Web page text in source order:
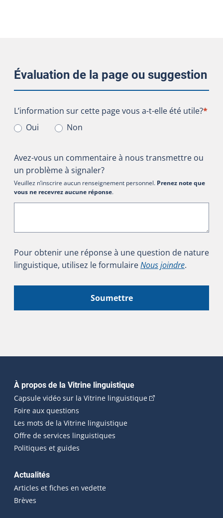
Évaluation de la page ou suggestion
L’information sur cette page vous a-t-elle été utile?
L’information sur cette page vous a-t-elle été utile?*
Oui
Non
Avez-vous un commentaire à nous transmettre ou
un problème à signaler?
Veuillez n’inscrire aucun renseignement personnel. Prenez note que
vous ne recevrez aucune réponse.
Pour obtenir une réponse à une question de nature
linguistique, utilisez le formulaireNous joindre.
Soumettre
Navigation principale
À propos de la Vitrine linguistique
Capsule vidéo sur la Vitrine linguistique(Cet hyperlien
Foire aux questions
Les mots de la Vitrine linguistique
Offre de services linguistiques
Politiques et guides
Actualités
Articles et fiches en vedette
Brèves